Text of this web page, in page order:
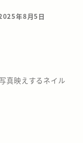
稿日
年8月5日
真映えするネイル